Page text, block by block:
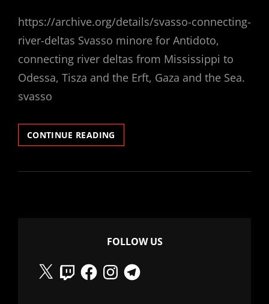
https://archive.org/details/svasso-connecting-
river-deltas Svasso minore for Antidoto,
connecting river deltas from Mississippi to
Odessa, Tisza and the Erft, Gaza and the Sea.
svasso
CONTINUE READING
RIVERS
A
FOLLOW US
X
TwitchFacebookInstagramTelegram